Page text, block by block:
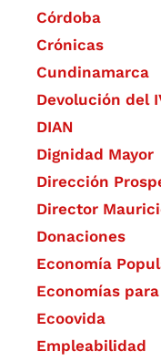
Córdoba
Crónicas
Cundinamarca
Devolución del
DIAN
Dignidad Mayor
Dirección
Director
Donaciones
Economía
Economías
Ecoovida
Empleabilidad